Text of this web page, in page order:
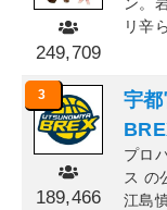
249,709
リ辛
3
189,466
宇
プロ
ス の
江島